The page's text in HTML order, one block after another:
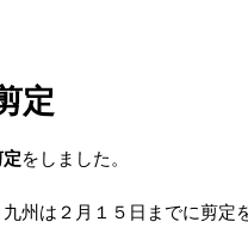
定
をしました。
州は２月１５日までに剪定